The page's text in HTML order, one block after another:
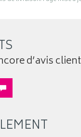
d’avis